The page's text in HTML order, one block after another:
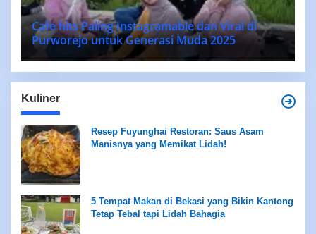
Cafe hits Paling Instagramable dan Viral di
Purworejo untuk Generasi Muda 2025
Kuliner
Resep Fuyunghai Restoran: Saus Asam
Manisnya yang Memikat Lidah!
5 Tempat Makan di Bekasi yang Bikin Kantong
Tetap Tebal tapi Lidah Bahagia